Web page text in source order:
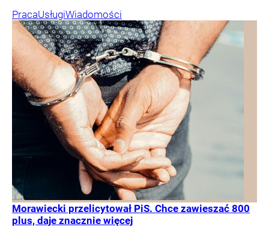
PracaUsługiWiadomości
Morawiecki przelicytował PiS. Chce zawieszać 800
plus, daje znacznie więcej